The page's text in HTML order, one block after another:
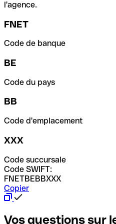
l'agence.
FNET
Code de banque
BE
Code du pays
BB
Code d'emplacement
XXX
Code succursale
Code SWIFT:
FNETBEBBXXX
Copier
Vos questions sur